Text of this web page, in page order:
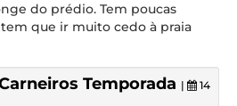
do prédio. Tem poucas
que ir muito cedo à praia
Temporada |
14